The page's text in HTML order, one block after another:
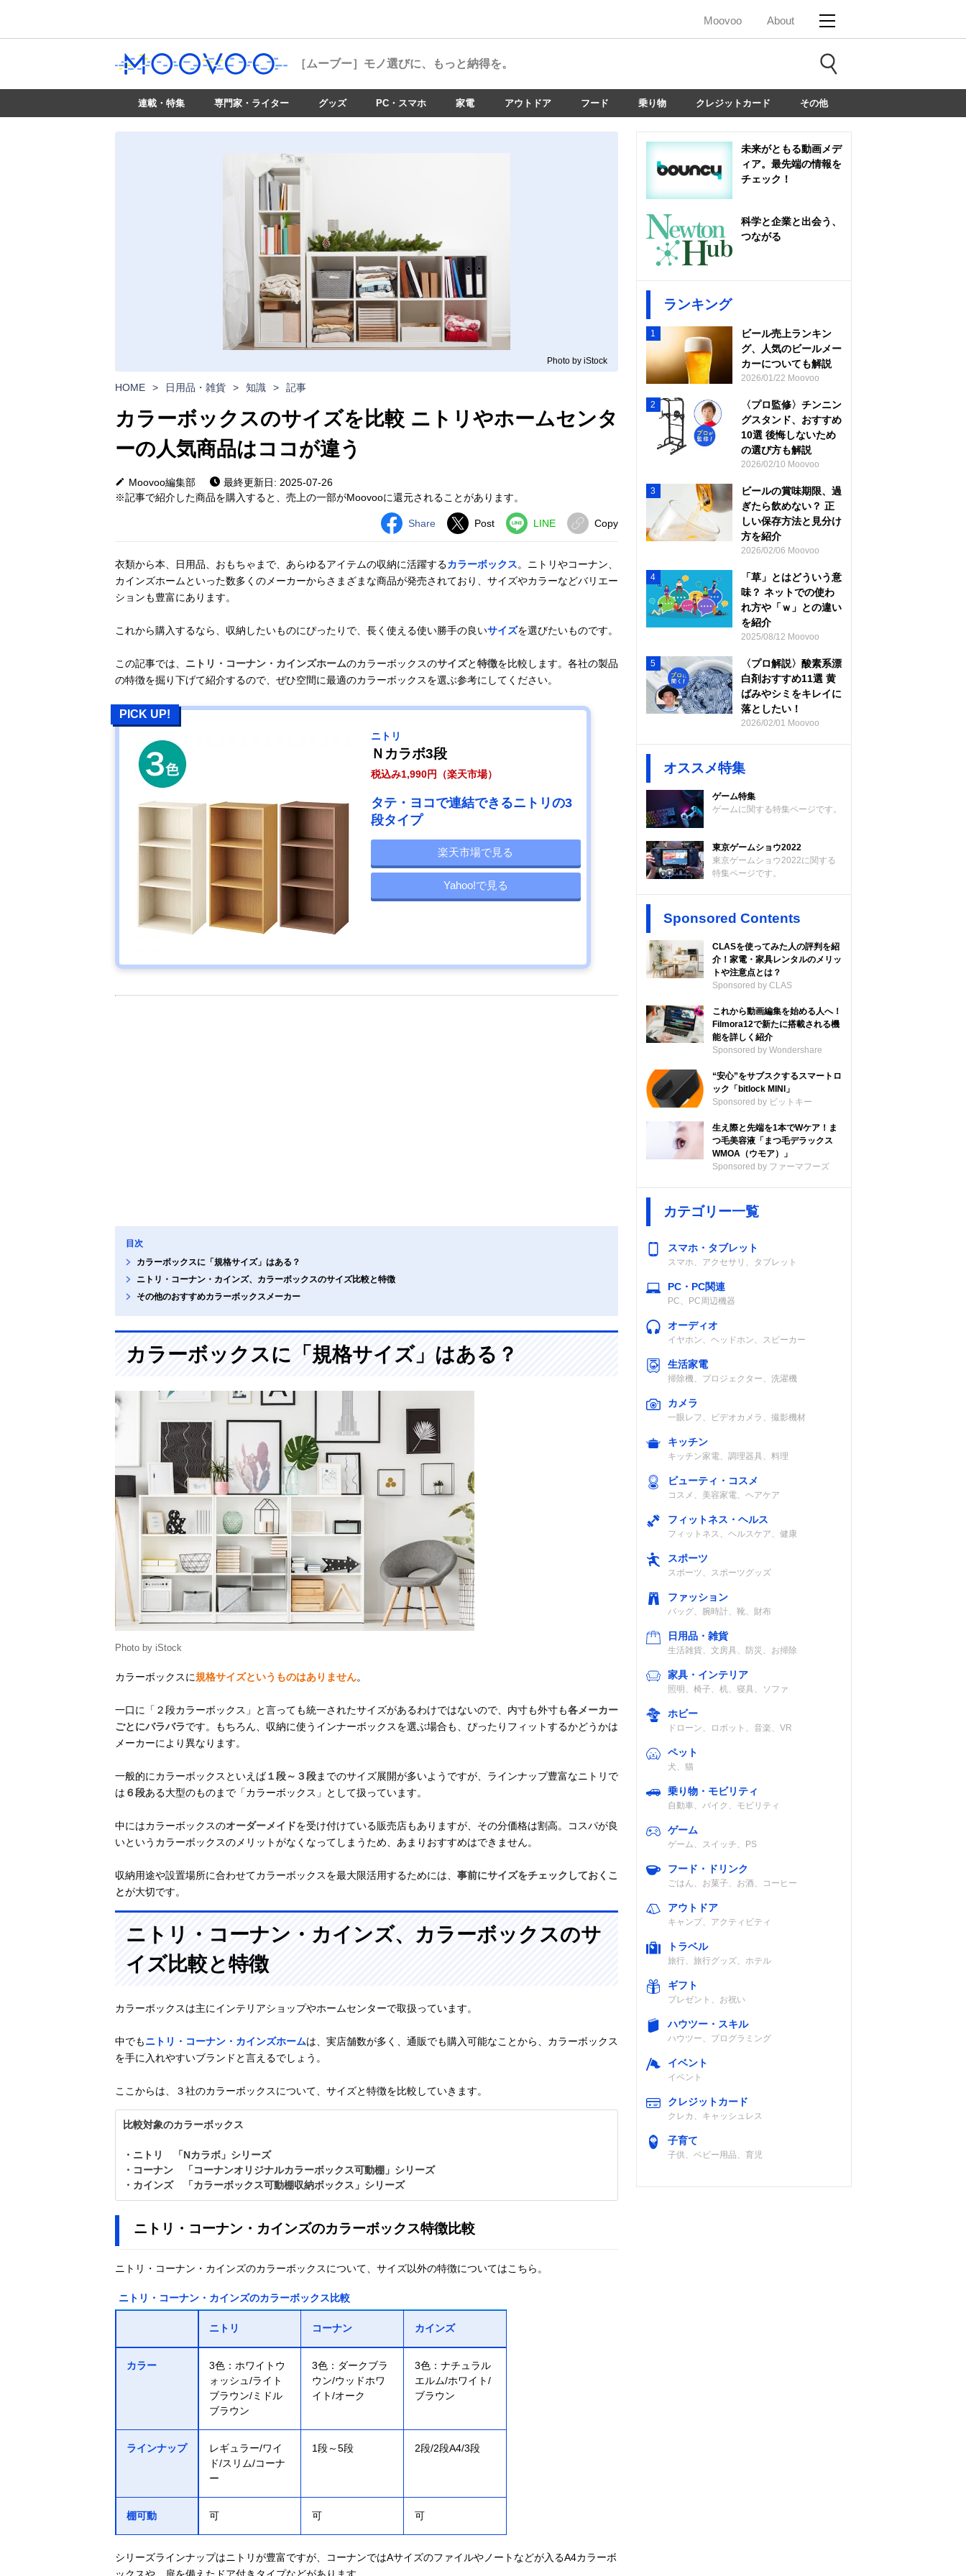
Moovoo About
［ムーブー］ モノ選びに、もっと納得を。
連載・特集 専門家・ライター グッズ PC・スマホ 家電 アウトドア フード 乗り物 クレジットカード その他
Photo by iStock
HOME > 日用品・雑貨 > 知識 > 記事
カラーボックスのサイズを比較 ニトリやホームセンタ
ーの人気商品はココが違う
Moovoo編集部
最終更新日: 2025-07-26
※記事で紹介した商品を購入すると、売上の一部がMoovooに還元されることがあります。
Share Post LINE Copy
衣類から本、日用品、おもちゃまで、あらゆるアイテムの収納に活躍するカラーボックス。ニトリやコーナン、
カインズホームといった数多くのメーカーからさまざまな商品が発売されており、サイズやカラーなどバリエー
ションも豊富にあります。
これから購入するなら、収納したいものにぴったりで、長く使える使い勝手の良いサイズを選びたいものです。
この記事では、 ニトリ・コーナン・カインズホームのカラーボックスのサイズと特徴を比較します。各社の製品
の特徴を掘り下げて紹介するので、ぜひ空間に最適のカラーボックスを選ぶ参考にしてください。
PICK UP!
ニトリ
Ｎカラボ3段
税込み1,990円（楽天市場）
タテ・ヨコで連結できるニトリの3
段タイプ
楽天市場で見る
Yahoo!で見る
目次
カラーボックスに「規格サイズ」はある？
ニトリ・コーナン・カインズ、カラーボックスのサイズ比較と特徴
その他のおすすめカラーボックスメーカー
カラーボックスに「規格サイズ」はある？
Photo by iStock
カラーボックスに規格サイズというものはありません。
一口に「２段カラーボックス」と言っても統一されたサイズがあるわけではないので、内寸も外寸も各メーカー
ごとにバラバラです。もちろん、収納に使うインナーボックスを選ぶ場合も、ぴったりフィットするかどうかは
メーカーにより異なります。
一般的にカラーボックスといえば１段～３段までのサイズ展開が多いようですが、ラインナップ豊富なニトリで
は ６段ある大型のものまで「カラーボックス」として扱っています。
中にはカラーボックスのオーダーメイドを受け付けている販売店もありますが、その分価格は割高。コスパが良
いというカラーボックスのメリットがなくなってしまうため、あまりおすすめはできません。
収納用途や設置場所に合わせてカラーボックスを最大限活用するためには、 事前にサイズをチェックしておくこ
とが大切です。
ニトリ・コーナン・カインズ、カラーボックスのサ
イズ比較と特徴
カラーボックスは主にインテリアショップやホームセンターで取扱っています。
中でもニトリ・コーナン・カインズホームは、実店舗数が多く、通販でも購入可能なことから、カラーボックス
を手に入れやすいブランドと言えるでしょう。
ここからは、３社のカラーボックスについて、サイズと特徴を比較していきます。
比較対象のカラーボックス
・ニトリ 「Nカラボ」シリーズ
・コーナン 「コーナンオリジナルカラーボックス可動棚」シリーズ
・カインズ 「カラーボックス可動棚収納ボックス」シリーズ
ニトリ・コーナン・カインズのカラーボックス特徴比較
ニトリ・コーナン・カインズのカラーボックスについて、サイズ以外の特徴についてはこちら。
ニトリ・コーナン・カインズのカラーボックス比較
ニトリ コーナン カインズ
カラー
3色：ホワイトウ
ォッシュ/ライト
ブラウン/ミドル
ブラウン
3色：ダークブラ
ウン/ウッドホワ
イト/オーク
3色：ナチュラル
エルム/ホワイト/
ブラウン
ラインナップ
レギュラー/ワイ
ド/スリム/コーナ
ー
1段～5段 2段/2段A4/3段
棚可動 可 可 可
シリーズラインナップはニトリが豊富ですが、コーナンではAサイズのファイルやノートなどが入るA4カラーボ
ックスや、扉を備えたドア付きタイプなどがあります。
未来がともる動画メデ
ィア。最先端の情報を
チェック！
科学と企業と出会う、
つながる
ランキング
1
ビール売上ランキン
グ、人気のビールメー
カーについても解説
2026/01/22 Moovoo
2
〈プロ監修〉チンニン
グスタンド、おすすめ
10選 後悔しないため
の選び方も解説
2026/02/10 Moovoo
3
ビールの賞味期限、過
ぎたら飲めない？ 正
しい保存方法と見分け
方を紹介
2026/02/06 Moovoo
4
「草」とはどういう意
味？ ネットでの使わ
れ方や「ｗ」との違い
を紹介
2025/08/12 Moovoo
5
〈プロ解説〉酸素系漂
白剤おすすめ11選 黄
ばみやシミをキレイに
落としたい！
2026/02/01 Moovoo
オススメ特集
ゲーム特集
ゲームに関する特集ページです。
東京ゲームショウ2022
東京ゲームショウ2022に関する
特集ページです。
Sponsored Contents
CLASを使ってみた人の評判を紹
介！家電・家具レンタルのメリッ
トや注意点とは？
Sponsored by CLAS
これから動画編集を始める人へ！
Filmora12で新たに搭載される機
能を詳しく紹介
Sponsored by Wondershare
“安心”をサブスクするスマートロ
ック「bitlock MINI」
Sponsored by ビットキー
生え際と先端を1本でWケア！ま
つ毛美容液「まつ毛デラックス
WMOA（ウモア）」
Sponsored by ファーマフーズ
カテゴリー一覧
スマホ・タブレット
スマホ、アクセサリ、タブレット
PC・PC関連
PC、PC周辺機器
オーディオ
イヤホン、ヘッドホン、スピーカー
生活家電
掃除機、プロジェクター、洗濯機
カメラ
一眼レフ、ビデオカメラ、撮影機材
キッチン
キッチン家電、調理器具、料理
ビューティ・コスメ
コスメ、美容家電、ヘアケア
フィットネス・ヘルス
フィットネス、ヘルスケア、健康
スポーツ
スポーツ、スポーツグッズ
ファッション
バッグ、腕時計、靴、財布
日用品・雑貨
生活雑貨、文房具、防災、お掃除
家具・インテリア
照明、椅子、机、寝具、ソファ
ホビー
ドローン、ロボット、音楽、VR
ペット
犬、猫
乗り物・モビリティ
自動車、バイク、モビリティ
ゲーム
ゲーム、スイッチ、PS
フード・ドリンク
ごはん、お菓子、お酒、コーヒー
アウトドア
キャンプ、アクティビティ
トラベル
旅行、旅行グッズ、ホテル
ギフト
プレゼント、お祝い
ハウツー・スキル
ハウツー、プログラミング
イベント
イベント
クレジットカード
クレカ、キャッシュレス
子育て
子供、ベビー用品、育児